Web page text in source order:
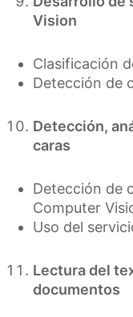
Vision
Clasificación
Detección de
Detección,
caras
Detección de
Computer
Uso del
Lectura del
documentos